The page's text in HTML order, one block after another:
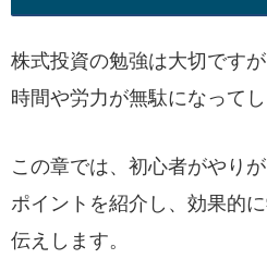
株式投資の勉強は大切です
時間や労力が無駄になって
この章では、初心者がやり
ポイントを紹介し、効果的
伝えします。